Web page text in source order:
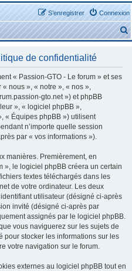
Connexion
S’enregistrer
e
de confidentialité
« Passion-GTO - Le forum » et ses
nous », « notre », « nos »,
gto.net ») et phpBB
», « logiciel phpBB »,
« Équipes phpBB ») utilisent
n’importe quelle session
par « vos informations »).
manières. Premièrement, en
», le logiciel phpBB créera un certain
textes téléchargés dans les
de votre ordinateur. Les deux
utilisateur (désigné ci-après
invité (désigné ci-après par
assignés par le logiciel phpBB.
vous naviguerez sur les sujets de
pour stocker les informations sur les
votre navigation sur le forum.
externes au logiciel phpBB tout en